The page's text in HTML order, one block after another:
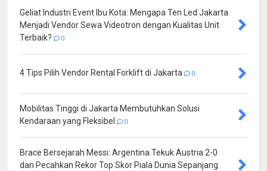
Geliat Industri Event Ibu Kota: Mengapa Ten Led Jakarta
Menjadi Vendor Sewa Videotron dengan Kualitas Unit
Terbaik?
0
4 Tips Pilih Vendor Rental Forklift di Jakarta 0
Mobilitas Tinggi di Jakarta Membutuhkan Solusi
Kendaraan yang Fleksibel
0
Brace Bersejarah Messi: Argentina Tekuk Austria 2-0
dan Pecahkan Rekor Top Skor Piala Dunia Sepanjang